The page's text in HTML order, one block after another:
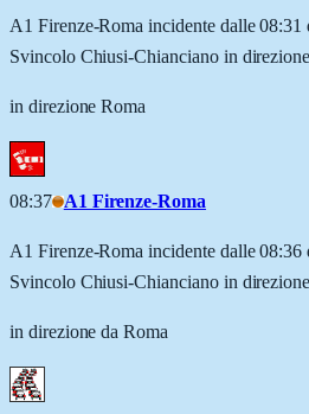
A1 Firenze-Roma incidente dalle 08:31
Svincolo Chiusi-Chianciano in
in direzione Roma
08:37 A1 Firenze-Roma
A1 Firenze-Roma incidente dalle 08:36
Svincolo Chiusi-Chianciano in
in direzione da Roma